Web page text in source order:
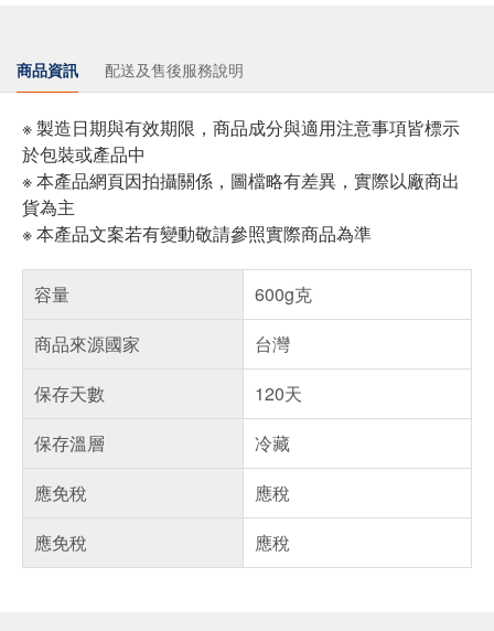
商品資訊 配送及售後服務說明
※ 製造日期與有效期限，商品成分與適用注意事項皆標示
於包裝或產品中
※ 本產品網頁因拍攝關係，圖檔略有差異，實際以廠商出
貨為主
※ 本產品文案若有變動敬請參照實際商品為準
容量
600g克
商品來源國家
台灣
保存天數
120天
保存溫層
冷藏
應免稅
應稅
應免稅
應稅